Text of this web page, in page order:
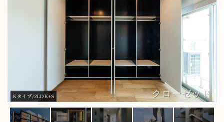
クローゼット
Kタイプ/2LDK+S